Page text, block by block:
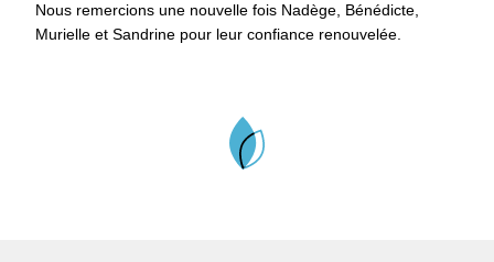
Nous remercions une nouvelle fois Nadège, Bénédicte,
Murielle et Sandrine pour leur confiance renouvelée.